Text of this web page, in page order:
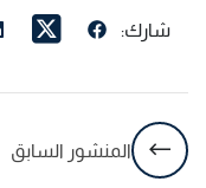
شارك:
المنشور السابق